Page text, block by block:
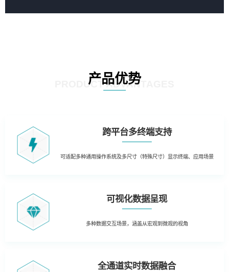
产品优势
PRODUCT ADVANTAGES
跨平台多终端支持
可适配多种通用操作系统及多尺寸（特殊尺寸）显示终端、应用场景
可视化数据呈现
多种数据交互场景，涵盖从宏观到微观的视角
全通道实时数据融合